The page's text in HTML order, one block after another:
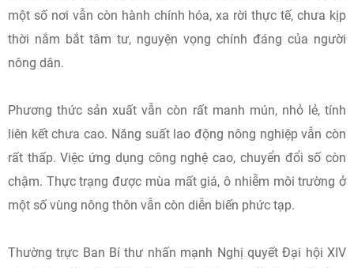
một số nơi vẫn còn hành chính hóa, xa rời thực tế, chưa kịp
thời nắm bắt tâm tư, nguyện vọng chính đáng của người
nông dân.
Phương thức sản xuất vẫn còn rất manh mún, nhỏ lẻ, tính
liên kết chưa cao. Năng suất lao động nông nghiệp vẫn còn
rất thấp. Việc ứng dụng công nghệ cao, chuyển đổi số còn
chậm. Thực trạng được mùa mất giá, ô nhiễm môi trường ở
một số vùng nông thôn vẫn còn diễn biến phức tạp.
Thường trực Ban Bí thư nhấn mạnh Nghị quyết Đại hội XIV